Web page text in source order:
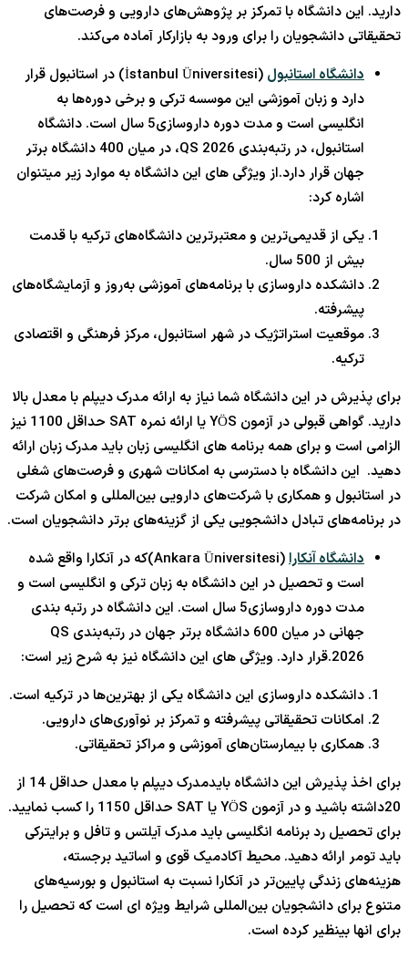
دارید. این دانشگاه با تمرکز بر پژوهش‌های دارویی و فرصت‌های
تحقیقاتی دانشجویان را برای ورود به بازارکار آماده می‌کند.
دانشگاه استانبول
(İstanbul Üniversitesi) در استانبول قرار
دارد و زبان آموزشی این موسسه ترکی و برخی دوره‌ها به
انگلیسی است و مدت دوره داروسازی5 سال است. دانشگاه
استانبول، در رتبه‌بندی QS 2026، در میان 400 دانشگاه برتر
جهان قرار دارد.از ویژگی های این دانشگاه به موارد زیر میتنوان
اشاره کرد:
یکی از قدیمی‌ترین و معتبرترین دانشگاه‌های ترکیه با قدمت
بیش از 500 سال.
دانشکده داروسازی با برنامه‌های آموزشی به‌روز و آزمایشگاه‌های
پیشرفته.
موقعیت استراتژیک در شهر استانبول، مرکز فرهنگی و اقتصادی
ترکیه.
برای پذیرش در این دانشگاه شما نیاز به ارائه مدرک دیپلم با معدل بالا
دارید. گواهی قبولی در آزمون YÖS یا ارائه نمره SAT حداقل 1100 نیز
الزامی است و برای همه برنامه های انگلیسی زبان باید مدرک زبان ارائه
دهید. این دانشگاه با دسترسی به امکانات شهری و فرصت‌های شغلی
در استانبول و همکاری با شرکت‌های دارویی بین‌المللی و امکان شرکت
در برنامه‌های تبادل دانشجویی یکی از گزینه‌های برتر دانشجویان است.
دانشگاه آنکارا
(Ankara Üniversitesi)که در آنکارا واقع شده
است و تحصیل در این دانشگاه به زبان ترکی و انگلیسی است و
مدت دوره داروسازی5 سال است. این دانشگاه در رتبه بندی
جهانی در میان 600 دانشگاه برتر جهان در رتبه‌بندی QS
2026.قرار دارد. ویژگی های این دانشگاه نیز به شرح زیر است:
دانشکده داروسازی این دانشگاه یکی از بهترین‌ها در ترکیه است.
امکانات تحقیقاتی پیشرفته و تمرکز بر نوآوری‌های دارویی.
همکاری با بیمارستان‌های آموزشی و مراکز تحقیقاتی.
برای اخذ پذیرش این دانشگاه بایدمدرک دیپلم با معدل حداقل 14 از
20داشته باشید و در آزمون YÖS یا SAT حداقل 1150 را کسب نمایید.
برای تحصیل رد برنامه انگلیسی باید مدرک آیلتس و تافل و برایترکی
باید تومر ارائه دهید. محیط آکادمیک قوی و اساتید برجسته،
هزینه‌های زندگی پایین‌تر در آنکارا نسبت به استانبول و بورسیه‌های
متنوع برای دانشجویان بین‌المللی شرایط ویژه ای است که تحصیل را
برای انها بینظیر کرده است.